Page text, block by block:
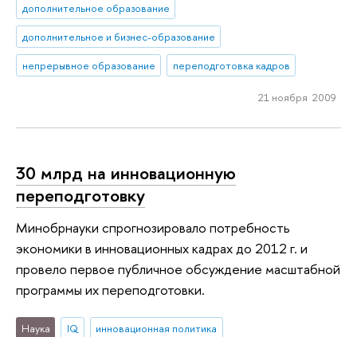
дополнительное образование
дополнительное и бизнес-образование
непрерывное образование
переподготовка кадров
21 ноября 2009
30 млрд на инновационную
переподготовку
Минобрнауки спрогнозировало потребность
экономики в инновационных кадрах до 2012 г. и
провело первое публичное обсуждение масштабной
программы их переподготовки.
Наука IQ
инновационная политика